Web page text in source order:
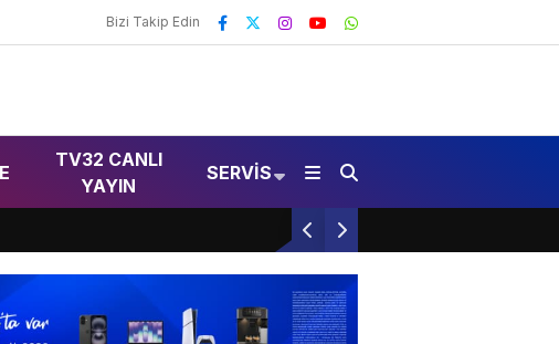
Bizi Takip Edin
TV32 CANLI
YAYIN
SERVIS
Isparta’da Yaz Sineması Coşkusu